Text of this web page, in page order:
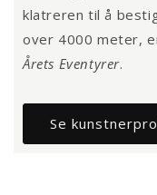
klatreren til å
over 4000 meter,
Årets Eventyrer.
Se